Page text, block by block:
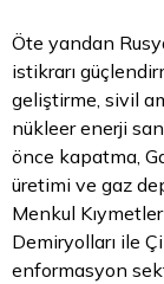
Öte yandan
istikrarı
geliştirme, sivil
nükleer enerji
önce kapatma,
üretimi ve gaz
Menkul
Demiryolları ile
enformasyon